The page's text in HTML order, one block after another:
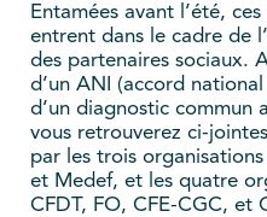
Entamées avant l’été,
entrent dans le cadre de
des partenaires sociaux.
d’un ANI (accord
d’un diagnostic commun
vous retrouverez ci-
par les trois
et Medef, et les quatre
CFDT, FO, CFE-CGC, et